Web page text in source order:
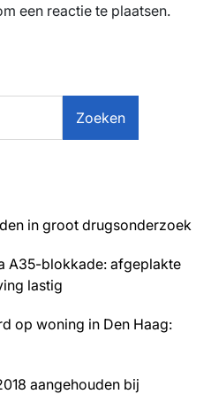
een reactie te plaatsen.
Zoeken
in groot drugsonderzoek
A35-blokkade: afgeplakte
lastig
op woning in Den Haag:
aangehouden bij